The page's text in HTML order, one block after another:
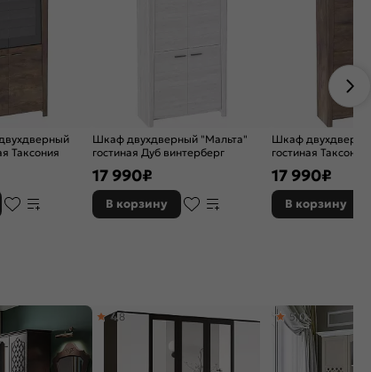
Таксония
Шкаф двухдверный "Мальта"
гостиная Дуб винтерберг
17 990₽
В корзину
Шкаф
гостиная Таксония
17 990₽
В корзину
4,8 5,0